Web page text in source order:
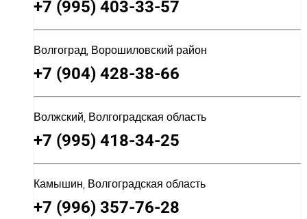
+7 (995) 403-33-57
Волгоград, Ворошиловский район
+7 (904) 428-38-66
Волжский, Волгоградская область
+7 (995) 418-34-25
Камышин, Волгоградская область
+7 (996) 357-76-28